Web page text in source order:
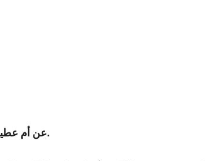
عن أم عطية رضي الله عنها قالت: (نهينا عن اتباع الجنائز ولم يعزم علينا) أخرجه البخاري ومسلم.